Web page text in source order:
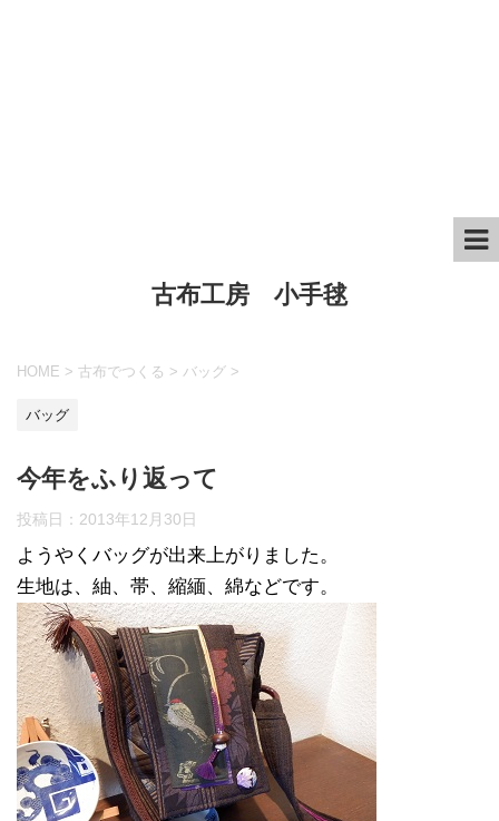
古布工房 小手毬
HOME > 古布でつくる > バッグ >
バッグ
今年をふり返って
投稿日： 2013年12月30日
ようやくバッグが出来上がりました。
生地は、紬、帯、縮緬、綿などです。